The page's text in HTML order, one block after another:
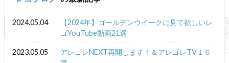
2024.05.04
【2024年】ゴールデンウイークに見て欲しいレ
ゴYouTube動画21選
2023.05.05
アレゴレNEXT再開します！＆アレゴレTV１６